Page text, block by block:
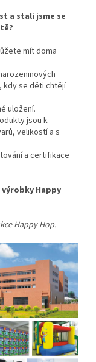
a stali jsme se
mít doma
kdy se děti chtějí
uložení.
jsou k
velikostí a s
a certifikace
výrobky Happy
Happy Hop.